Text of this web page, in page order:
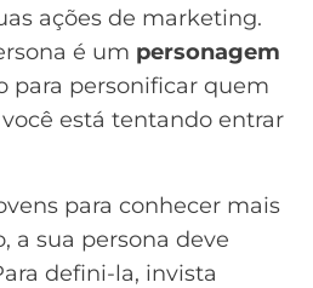
ações de marketing.
é um personagem
para personificar quem
está tentando entrar
para conhecer mais
a sua persona deve
defini-la, invista